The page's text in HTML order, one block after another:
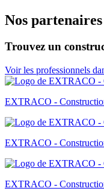
Nos
Trouvez un
Voir les professionnels
EXTRACO -
EXTRACO -
EXTRACO -